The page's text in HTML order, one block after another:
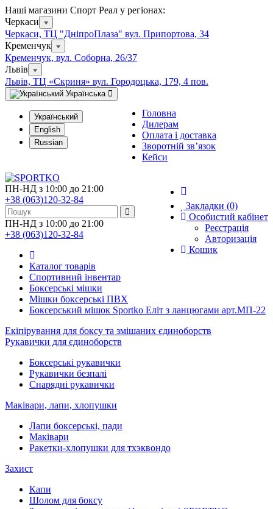
Наші магазини Спорт Реал у регіонах:
Черкаси
Черкаси, ТЦ "ДніпроПлаза" вул. Припортова, 34
Кременчук
Кременчук, вул. Соборна, 26/37
Львів
Львів, ТЦ «Скриня» вул. Городоцька, 179, 4 пов.
Українська
Український
English
Russian
Головна
Дилерам
Оплата і доставка
Зворотній зв’язок
Кейси
Закладки (0)
Особистий кабінет
Реєстрація
Авторизація
Кошик
ПН-НД з 10:00 до 21:00
+38 (063)120-32-84
ПН-НД з 10:00 до 21:00
+38 (063)120-32-84
Каталог товарів
Спортивний інвентар
Боксерські мішки
Мішки боксерські ПВХ
Боксерський мішок Sportko Еліт з ланцюгами арт.МП-22
Екіпірування для боксу та змішаних єдиноборств
Рукавички для єдиноборств
Боксерські рукавички
Рукавички безпалі
Снарядні рукавички
Маківари, лапи, хлопушки
Лапи боксерські, пади
Маківари
Ракетки-хлопушки для тхэквондо
Захист
Капи
Шолом для боксу